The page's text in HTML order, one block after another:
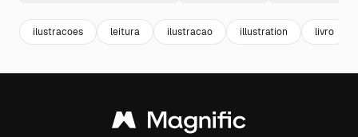
ilustracoes leitura ilustracao illustration livro